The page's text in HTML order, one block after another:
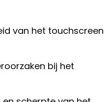
van het touchscreen
bij het